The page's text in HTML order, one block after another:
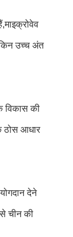
उच्च अंत
विकास की
ठोस आधार
देने
चीन की